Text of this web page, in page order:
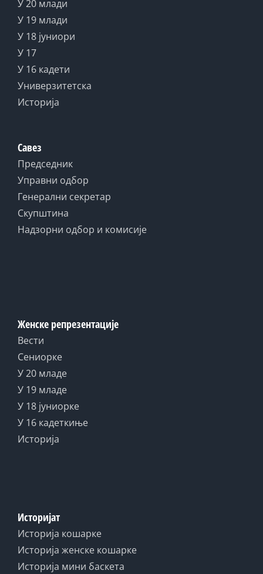
У 20 млади
У 19 млади
У 18 јуниори
У 17
У 16 кадети
Универзитетска
Историја
Савез
Председник
Управни одбор
Генерални секретар
Скупштина
Надзорни одбор и комисије
Женске репрезентације
Вести
Сениорке
У 20 младе
У 19 младе
У 18 јуниорке
У 16 кадеткиње
Историја
Историјат
Историја кошарке
Историја женске кошарке
Историја мини баскета